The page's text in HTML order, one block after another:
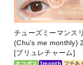
チューズミーマンス
(Chu's me monthly)
[ブリュレチャーム]
ネコポス 1month フチあ